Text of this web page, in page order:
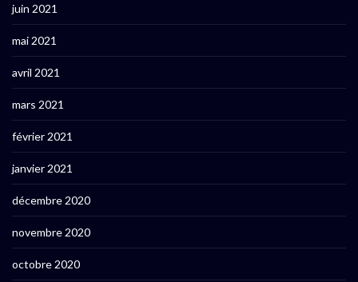
juin 2021
mai 2021
avril 2021
mars 2021
février 2021
janvier 2021
décembre 2020
novembre 2020
octobre 2020